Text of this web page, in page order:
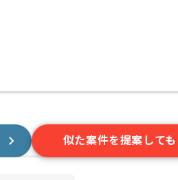
似た案件を提案しても